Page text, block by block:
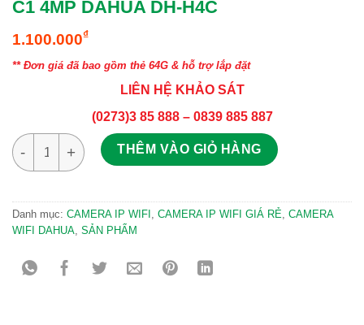
C1 4MP DAHUA DH-H4C
1.100.000₫
** Đơn giá đã bao gồm thẻ 64G & hỗ trợ lắp đặt
LIÊN HỆ KHẢO SÁT
(0273)3 85 888 – 0839 885 887
Camera Wifi quay quét trong nhà Hero C1 4MP DAHUA DH-
THÊM VÀO GIỎ HÀNG
Danh mục: CAMERA IP WIFI , CAMERA IP WIFI GIÁ RẺ, CAMERA
WIFI DAHUA, SẢN PHẨM